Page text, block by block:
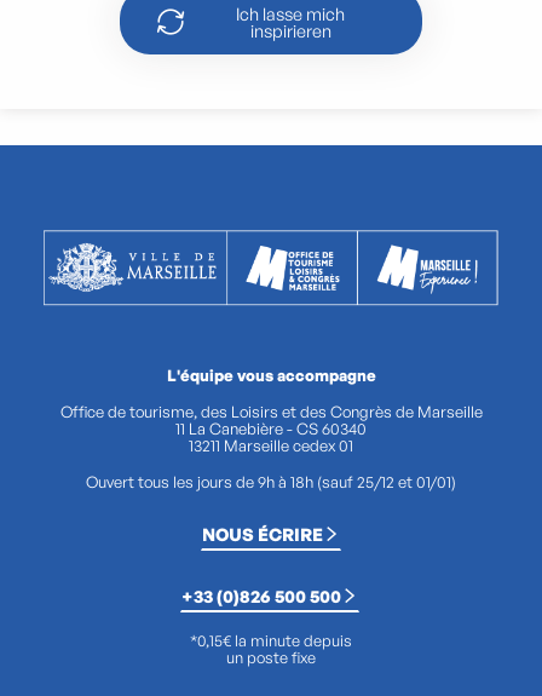
Ich lasse mich
inspirieren
L'équipe vous accompagne
Office de tourisme, des Loisirs et des Congrès de Marseille
11 La Canebière - CS 60340
13211 Marseille cedex 01
Ouvert tous les jours de 9h à 18h (sauf 25/12 et 01/01)
NOUS ÉCRIRE
+33 (0)826 500 500
*0,15€ la minute depuis
un poste fixe